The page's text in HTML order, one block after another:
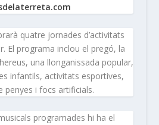
quatre jornades d’activitats
El programa inclou el pregó, la
una llonganissada popular,
infantils, activitats esportives,
penyes i focs artificials.
programades hi ha el